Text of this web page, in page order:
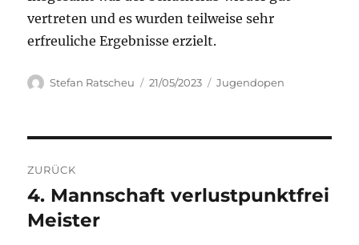
vertreten und es wurden teilweise sehr
erfreuliche Ergebnisse erzielt.
Autor
Stefan Ratscheu
Veröffentlicht
21/05/2023 Kategorien
Jugendopen
ZURÜCK
Vorheriger
Beitrag:
4. Mannschaft verlustpunktfrei
Meister